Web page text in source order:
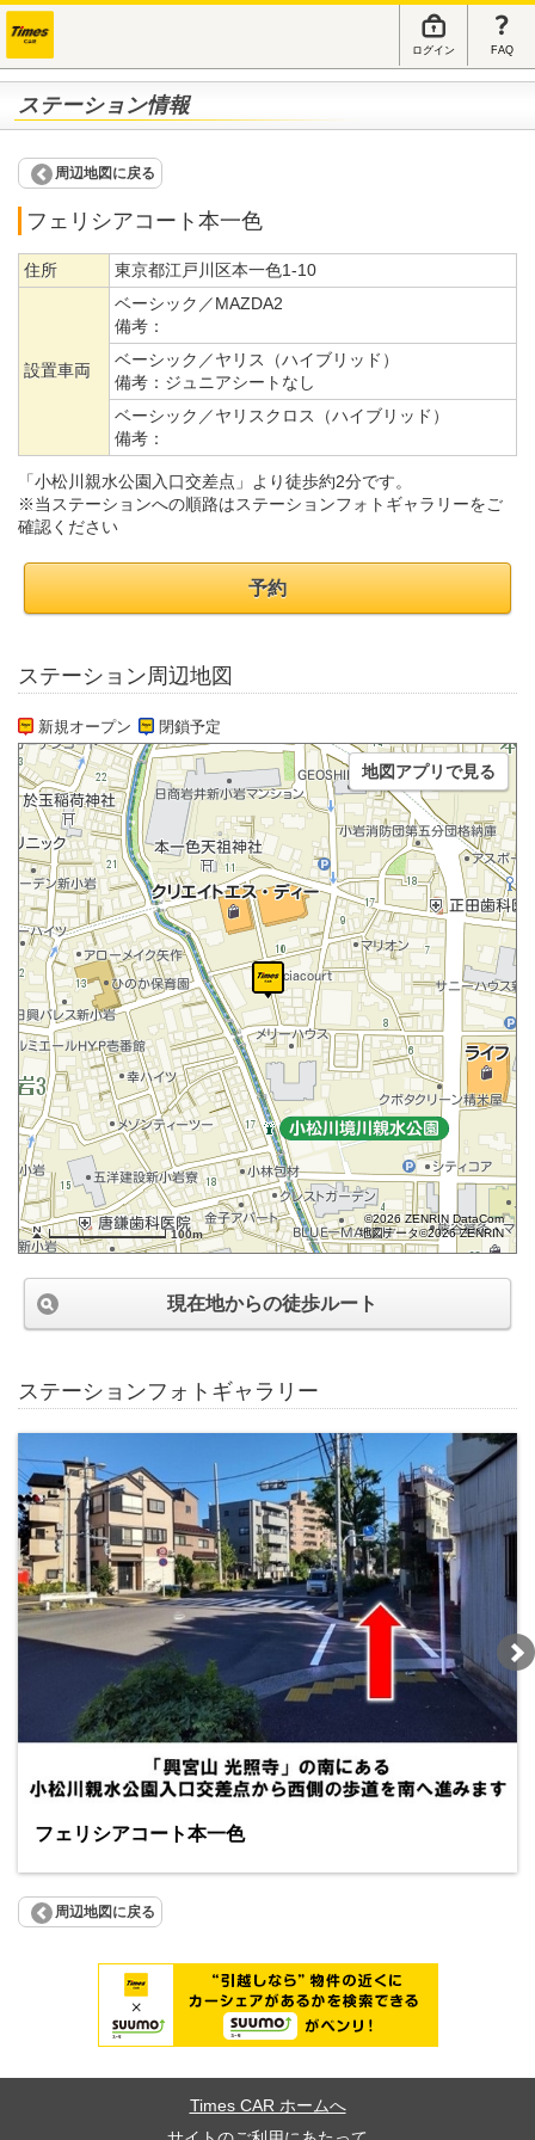
ログイン FAQ
ステーション情報
周辺地図に戻る
フェリシアコート本一色
住所 東京都江戸川区本一色1-10
設置車両
ベーシック／MAZDA2
備考：
ベーシック／ヤリス（ハイブリッド）
備考： ジュニアシートなし
ベーシック／ヤリスクロス（ハイブリッド）
備考：
「小松川親水公園入口交差点」より徒歩約2分です。
※当ステーションへの順路はステーションフォトギャラリーをご
確認ください
予約
ステーション周辺地図
新規オープン 閉鎖予定
100m
©2026 ZENRIN DataCom
地図データ©2026 ZENRIN
地図アプリで見る
現在地からの徒歩ルート
ステーションフォトギャラリー
フェリシアコート本一色
周辺地図に戻る
Times CAR ホームへ